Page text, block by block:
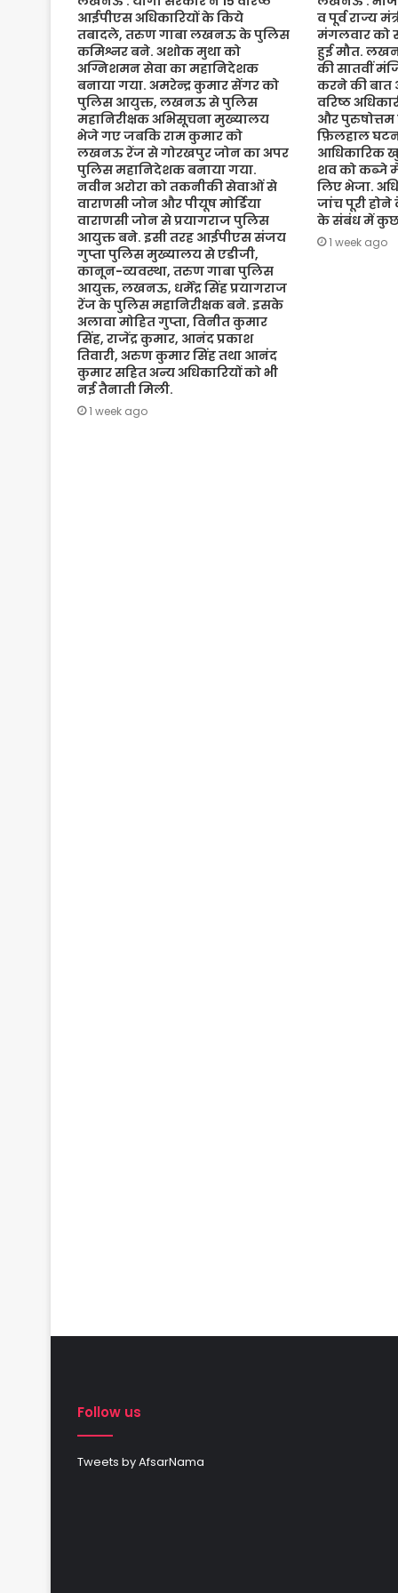
आईपीएस अधिकारियों के किये
तबादले, तरुण गाबा लखनऊ के पुलिस
कमिश्नर बने. अशोक मुथा को
अग्निशमन सेवा का महानिदेशक
बनाया गया. अमरेन्द्र कुमार सेंगर को
पुलिस आयुक्त, लखनऊ से पुलिस
महानिरीक्षक अभिसूचना मुख्यालय
भेजे गए जबकि राम कुमार को
लखनऊ रेंज से गोरखपुर जोन का अपर
पुलिस महानिदेशक बनाया गया.
नवीन अरोरा को तकनीकी सेवाओं से
वाराणसी जोन और पीयूष मोर्डिया
वाराणसी जोन से प्रयागराज पुलिस
आयुक्त बने. इसी तरह आईपीएस संजय
गुप्ता पुलिस मुख्यालय से एडीजी,
कानून-व्यवस्था, तरुण गाबा पुलिस
आयुक्त, लखनऊ, धर्मेंद्र सिंह प्रयागराज
रेंज के पुलिस महानिरीक्षक बने. इसके
अलावा मोहित गुप्ता, विनीत कुमार
सिंह, राजेंद्र कुमार, आनंद प्रकाश
तिवारी, अरुण कुमार सिंह तथा आनंद
कुमार सहित अन्य अधिकारियों को भी
नई तैनाती मिली.
1 week ago
व पूर्व राज्य
मंगलवार को
हुई मौत.
की सातवीं
करने की
वरिष्ठ
और
फ़िलहाल
आधिकारिक
शव को कब्जे
लिए भेजा.
जांच पूरी होने
के संबंध में कुछ
1 week ago
Follow us
Tweets by AfsarNama